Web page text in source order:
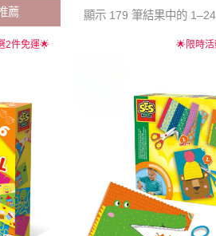
薦 顯示 179 筆結果中的
2件免運🌟 🌟限時